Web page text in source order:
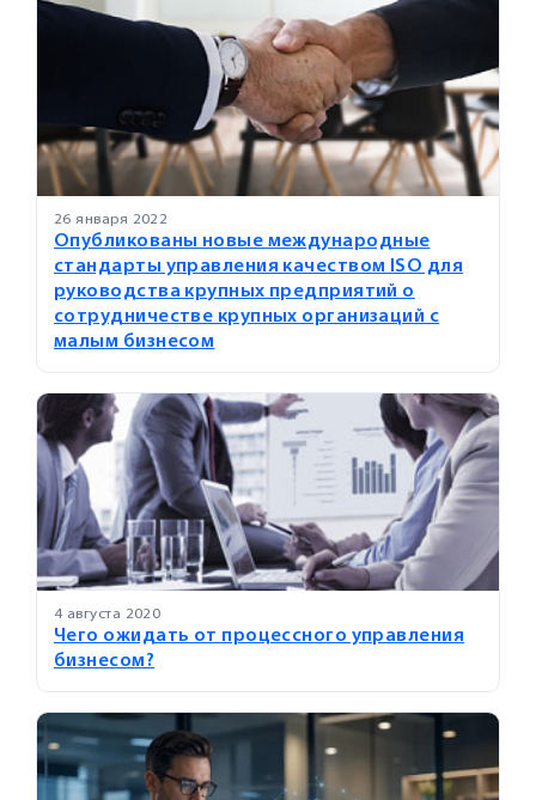
26 января 2022
Опубликованы новые международные
стандарты управления качеством ISO для
руководства крупных предприятий о
сотрудничестве крупных организаций с
малым бизнесом
4 августа 2020
Чего ожидать от процессного управления
бизнесом?